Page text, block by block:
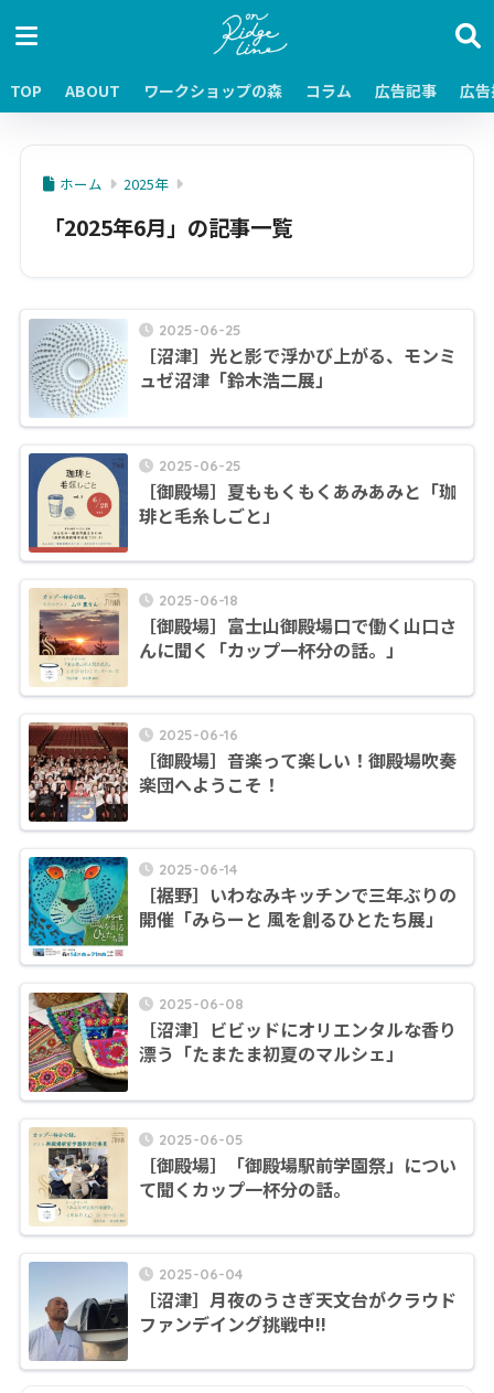
TOP ABOUT ワークショップの森 コラム 広告記事 広
ホーム 2025年
「2025年6月」の記事一覧
2025-06-25
［沼津］光と影で浮かび上がる、モンミ
ュゼ沼津「鈴木浩二展」
2025-06-25
［御殿場］夏ももくもくあみあみと「珈
琲と毛糸しごと」
2025-06-18
［御殿場］富士山御殿場口で働く山口さ
んに聞く「カップ一杯分の話。」
2025-06-16
［御殿場］音楽って楽しい！御殿場吹奏
楽団へようこそ！
2025-06-14
［裾野］いわなみキッチンで三年ぶりの
開催「みらーと 風を創るひとたち展」
2025-06-08
［沼津］ビビッドにオリエンタルな香り
漂う「たまたま初夏のマルシェ」
2025-06-05
［御殿場］「御殿場駅前学園祭」につい
て聞くカップ一杯分の話。
2025-06-04
［沼津］月夜のうさぎ天文台がクラウド
ファンデイング挑戦中!!